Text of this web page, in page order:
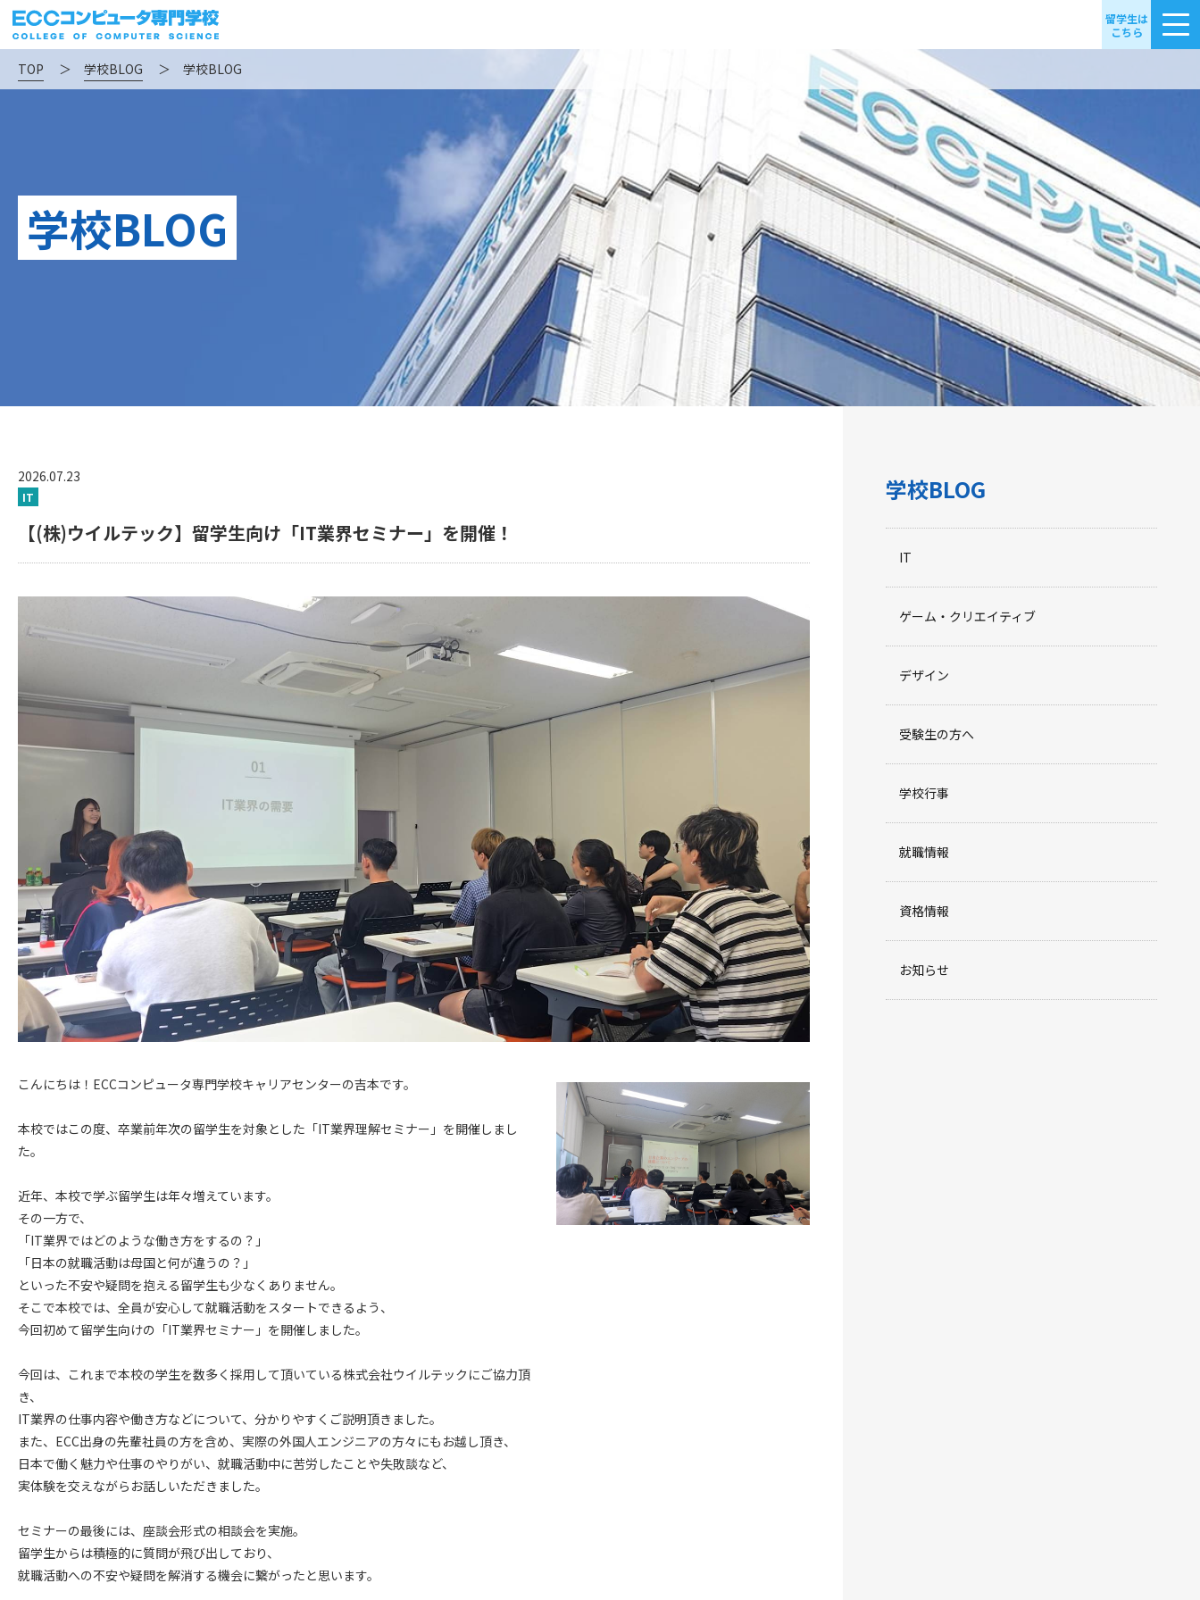
留学生は
こちら
TOP ＞ 学校BLOG ＞ 学校BLOG
学校BLOG
2026.07.23
IT
【(株)ウイルテック】留学生向け「IT業界セミナー」を開催！
こんにちは！ECCコンピュータ専門学校キャリアセンターの吉本です。
本校ではこの度、卒業前年次の留学生を対象とした「IT業界理解セミナー」を開催しまし
た。
近年、本校で学ぶ留学生は年々増えています。
その一方で、
「IT業界ではどのような働き方をするの？」
「日本の就職活動は母国と何が違うの？」
といった不安や疑問を抱える留学生も少なくありません。
そこで本校では、全員が安心して就職活動をスタートできるよう、
今回初めて留学生向けの「IT業界セミナー」を開催しました。
今回は、これまで本校の学生を数多く採用して頂いている株式会社ウイルテックにご協力頂
き、
IT業界の仕事内容や働き方などについて、分かりやすくご説明頂きました。
また、ECC出身の先輩社員の方を含め、実際の外国人エンジニアの方々にもお越し頂き、
日本で働く魅力や仕事のやりがい、就職活動中に苦労したことや失敗談など、
実体験を交えながらお話しいただきました。
セミナーの最後には、座談会形式の相談会を実施。
留学生からは積極的に質問が飛び出しており、
就職活動への不安や疑問を解消する機会に繋がったと思います。
学校BLOG
IT
ゲーム・クリエイティブ
デザイン
受験生の方へ
学校行事
就職情報
資格情報
お知らせ